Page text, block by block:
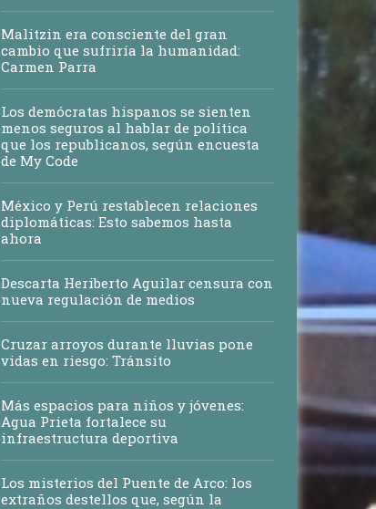
Malitzin era consciente del gran
cambio que sufriría la humanidad:
Carmen Parra
Los demócratas hispanos se sienten
menos seguros al hablar de política
que los republicanos, según encuesta
de My Code
México y Perú restablecen relaciones
diplomáticas: Esto sabemos hasta
ahora
Descarta Heriberto Aguilar censura con
nueva regulación de medios
Cruzar arroyos durante lluvias pone
vidas en riesgo: Tránsito
Más espacios para niños y jóvenes:
Agua Prieta fortalece su
infraestructura deportiva
Los misterios del Puente de Arco: los
extraños destellos que, según la